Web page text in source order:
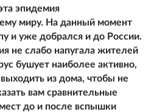
эпидемия
миру. На данный момент
и уже добрался и до России.
не слабо напугала жителей
бушует наиболее активно,
из дома, чтобы не
вам сравнительные
до и после вспышки